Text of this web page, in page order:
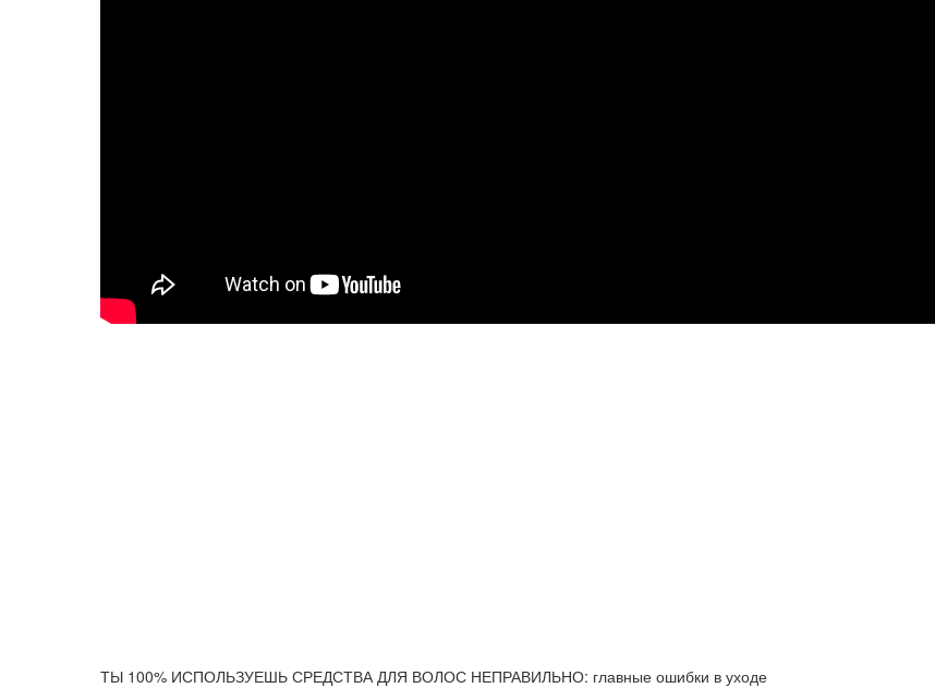
ТЫ 100% ИСПОЛЬЗУЕШЬ СРЕДСТВА ДЛЯ ВОЛОС НЕПРАВИЛЬНО: главные ошибки в уходе